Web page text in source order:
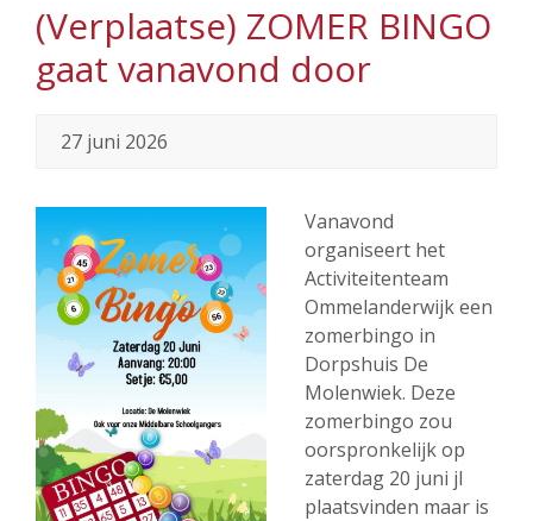
(Verplaatse) ZOMER BINGO
gaat vanavond door
27 juni 2026
Vanavond
organiseert het
Activiteitenteam
Ommelanderwijk een
zomerbingo in
Dorpshuis De
Molenwiek. Deze
zomerbingo zou
oorspronkelijk op
zaterdag 20 juni jl
plaatsvinden maar is